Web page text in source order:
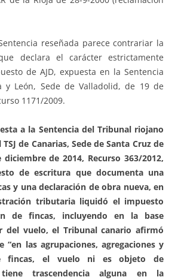
reseñada parece contrariar la
declara el carácter estrictamente
de AJD, expuesta en la Sentencia
y León, Sede de Valladolid, de 19 de
1171/2009.
a la Sentencia del Tribunal riojano
de Canarias, Sede de Santa Cruz de
de 2014, Recurso 363/2012,
de escritura que documenta una
y una declaración de obra nueva, en
tributaria liquidó el impuesto
de fincas, incluyendo en la base
del vuelo, el Tribunal canario afirmó
“en las agrupaciones, agregaciones y
fincas, el vuelo ni es objeto de
trascendencia alguna en la